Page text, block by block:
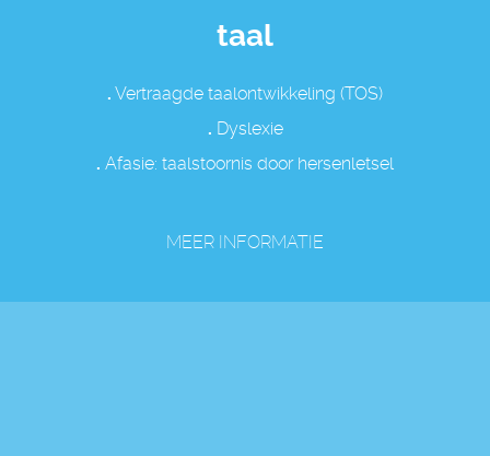
taal
. Vertraagde taalontwikkeling (TOS)
. Dyslexie
. Afasie: taalstoornis door hersenletsel
MEER INFORMATIE